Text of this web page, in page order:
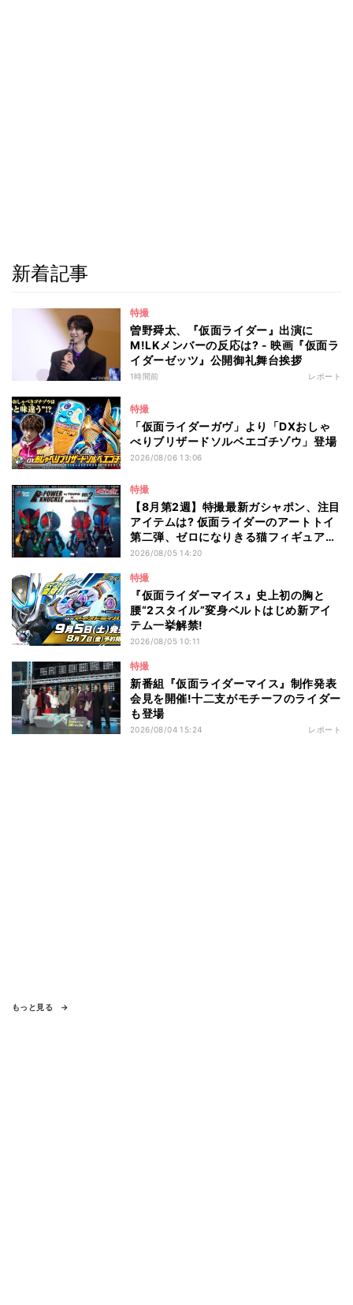
新着記事
特撮
曽野舜太、『仮面ライダー』出演に
M!LKメンバーの反応は? - 映画『仮面ラ
イダーゼッツ』公開御礼舞台挨拶
1時間前 レポート
特撮
「仮面ライダーガヴ」より「DXおしゃ
べりブリザードソルベエゴチゾウ」登場
2026/08/06 13:06
特撮
【8月第2週】特撮最新ガシャポン、注目
アイテムは? 仮面ライダーのアートトイ
第二弾、ゼロになりきる猫フィギュアも
登場
2026/08/05 14:20
特撮
『仮面ライダーマイス』史上初の胸と
腰“2スタイル”変身ベルトはじめ新アイ
テム一挙解禁!
2026/08/05 10:11
特撮
新番組『仮面ライダーマイス』制作発表
会見を開催!十二支がモチーフのライダー
も登場
2026/08/04 15:24 レポート
もっと見る